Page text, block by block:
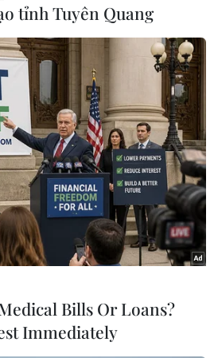
#Lễ hội Hoa anh đào Nhật Bản
tỉnh Tuyên Quang
Bills Or Loans?
Immediately